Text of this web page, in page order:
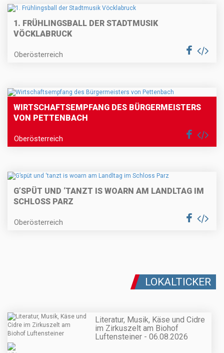
1. FRÜHLINGSBALL DER STADTMUSIK
VÖCKLABRUCK
Oberösterreich
WIRTSCHAFTSEMPFANG DES BÜRGERMEISTERS
VON PETTENBACH
Oberösterreich
G’SPÜT UND ‘TANZT IS WOARN AM LANDLTAG IM
SCHLOSS PARZ
Oberösterreich
LOKALTICKER
Literatur, Musik, Käse und Cidre
im Zirkuszelt am Biohof
Luftensteiner - 06.08.2026